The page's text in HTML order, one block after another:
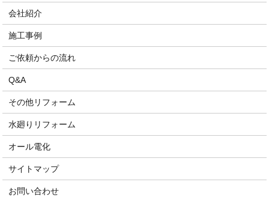
会社紹介
施工事例
ご依頼からの流れ
Q&A
その他リフォーム
水廻りリフォーム
オール電化
サイトマップ
お問い合わせ